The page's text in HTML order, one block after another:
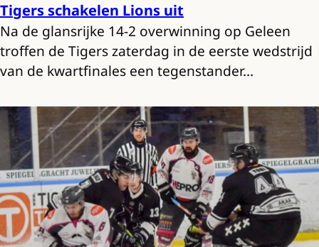
Tigers schakelen Lions uit
Na de glansrijke 14-2 overwinning op Geleen
troffen de Tigers zaterdag in de eerste wedstrijd
van de kwartfinales een tegenstander…